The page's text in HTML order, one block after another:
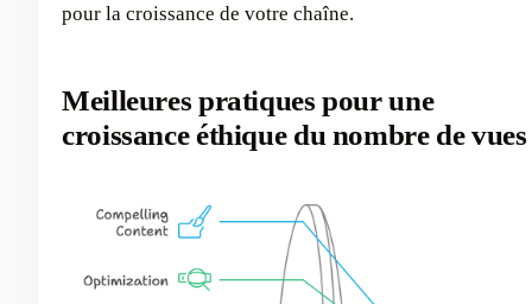
pour la croissance de votre chaîne.
Meilleures pratiques pour une
croissance éthique du nombre de vues